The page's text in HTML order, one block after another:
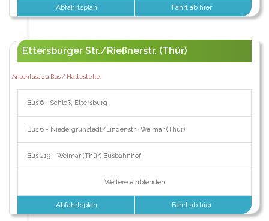
Abfahrtsplan Fahrt ab hier
Ettersburger Str./Rießnerstr. (Thür)
Anschluss zu Bus / Haltestelle:
Bus 6 - Schloß, Ettersburg
Bus 6 - Niedergrunstedt/Lindenstr., Weimar (Thür)
Bus 219 - Weimar (Thür) Busbahnhof
Weitere einblenden
Abfahrtsplan Fahrt ab hier